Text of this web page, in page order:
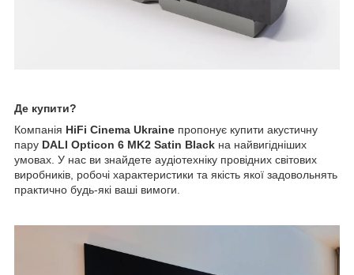
Де купити?
Компанія HiFi Cinema Ukraine пропонує купити акустичну
пару DALI Opticon 6 MK2 Satin Black на найвигідніших
умовах. У нас ви знайдете аудіотехніку провідних світових
виробників, робочі характеристики та якість якої задовольнять
практично будь-які ваші вимоги.